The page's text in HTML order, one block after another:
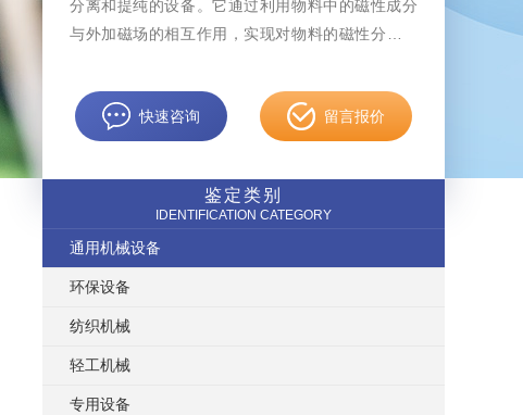
分离和提纯的设备。它通过利用物料中的磁性成分
与外加磁场的相互作用，实现对物料的磁性分离。
质量鉴定服务。
快速咨询
留言报价
鉴定类别
IDENTIFICATION CATEGORY
通用机械设备
环保设备
纺织机械
轻工机械
专用设备